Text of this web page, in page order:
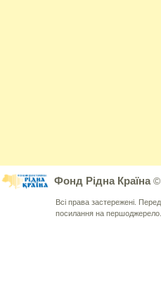
Фонд Рідна Країна©
Всі права застережені.
посилання на першоджерело.